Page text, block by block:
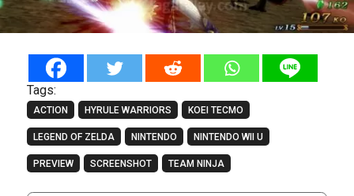
Tags:
ACTION HYRULE WARRIORS KOEI TECMO
LEGEND OF ZELDA NINTENDO NINTENDO WII U
PREVIEW SCREENSHOT TEAM NINJA